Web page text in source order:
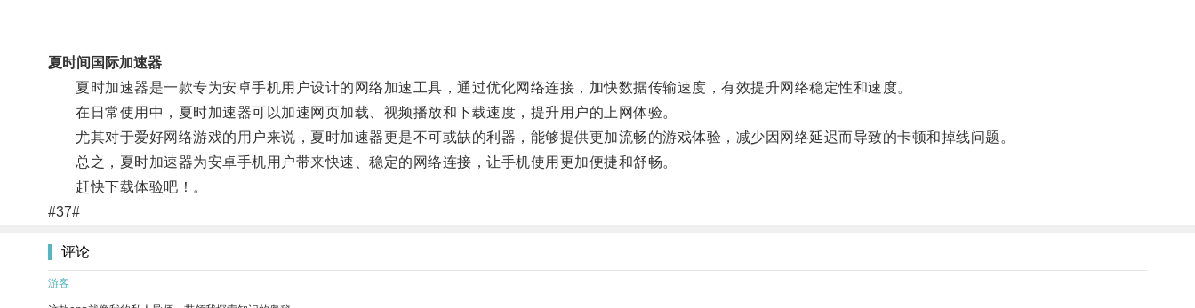
夏时间国际加速器
夏时加速器是一款专为安卓手机用户设计的网络加速工具，通过优化网络连接，加快数据传输速度，有效提升网络稳定性和速度。
在日常使用中，夏时加速器可以加速网页加载、视频播放和下载速度，提升用户的上网体验。
尤其对于爱好网络游戏的用户来说，夏时加速器更是不可或缺的利器，能够提供更加流畅的游戏体验，减少因网络延迟而导致的卡顿和掉线问题。
总之，夏时加速器为安卓手机用户带来快速、稳定的网络连接，让手机使用更加便捷和舒畅。
赶快下载体验吧！。
#37#
评论
游客